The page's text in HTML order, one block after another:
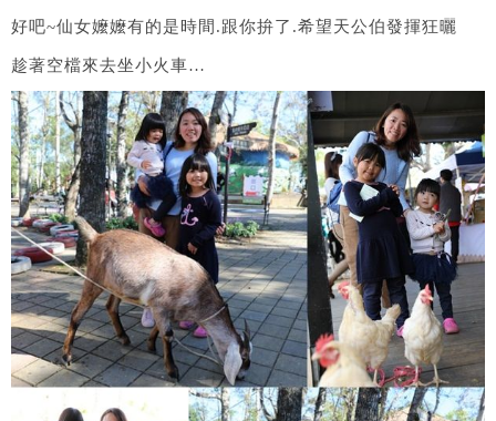
好吧~仙女嬤嬤有的是時間.跟你拚了.希望天公伯發揮狂曬
趁著空檔來去坐小火車…